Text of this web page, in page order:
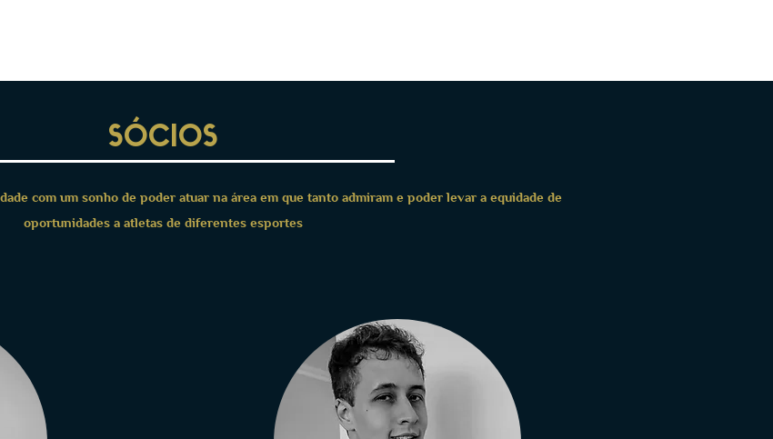
SÓCIOS
com um sonho de poder atuar na área em que tanto admiram e poder levar a equidade de
oportunidades a atletas de diferentes esportes